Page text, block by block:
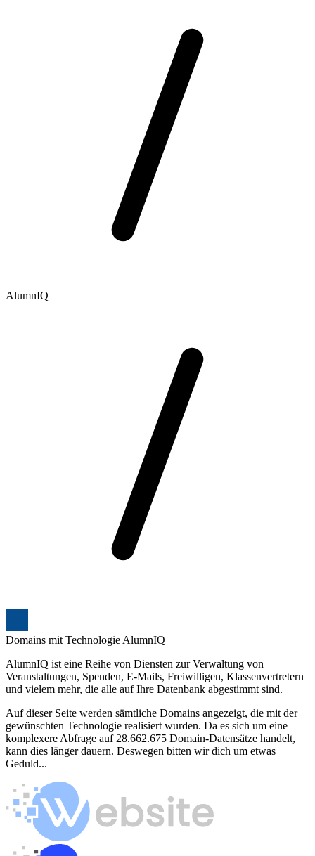
AlumnIQ
Domains mit Technologie AlumnIQ
AlumnIQ ist eine Reihe von Diensten zur Verwaltung von
Veranstaltungen, Spenden, E-Mails, Freiwilligen, Klassenvertretern
und vielem mehr, die alle auf Ihre Datenbank abgestimmt sind.
Auf dieser Seite werden sämtliche Domains angezeigt, die mit der
gewünschten Technologie realisiert wurden. Da es sich um eine
komplexere Abfrage auf 28.662.675 Domain-Datensätze handelt,
kann dies länger dauern. Deswegen bitten wir dich um etwas
Geduld...